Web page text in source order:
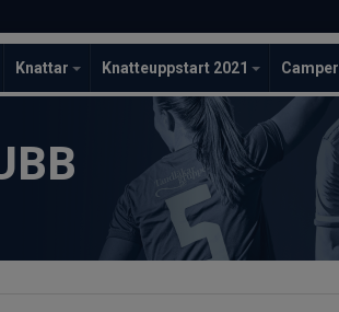
Knattar Knatteuppstart 2021 Camper